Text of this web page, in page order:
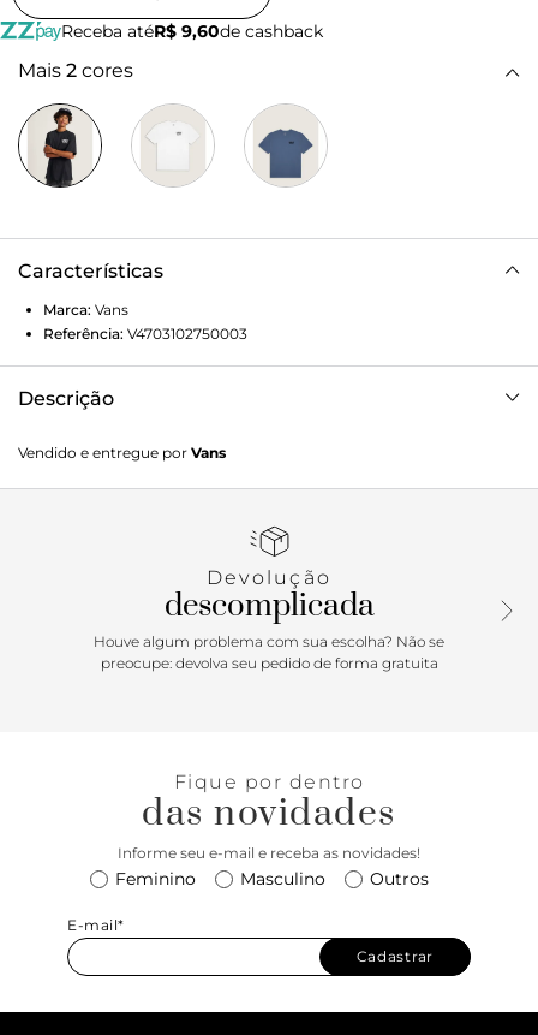
Receba atéR$ 9,60de cashback
Mais 2 cores
Características
Marca: Vans
Referência: V4703102750003
Descrição
casual para o dia a dia, a Camiseta Style 001 Ss Black se
tornará instantaneamente uma das peças mais desejadas
duração, com a assinatura personalizada da Vans na parte
“Off the Wall" nas costas, adicionando um toque streetwear
para um clássico Vans.
Vendido e entregue por Vans
Devolução
descomplicada
Houve algum problema com sua escolha? Não se
preocupe: devolva seu pedido de forma gratuita
Fique por dentro
das novidades
Informe seu e-mail e receba as novidades!
Feminino Masculino Outros
E-mail*
Cadastrar